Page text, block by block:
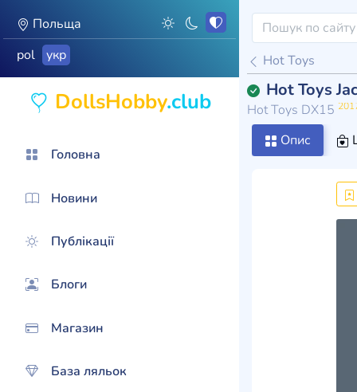
Польща
pol
укр
DollsHobby.club
Головна
Новини
Публікації
Блоги
Магазин
База ляльок
Hot Toys
Hot Toys
Hot Toys DX15
Опис